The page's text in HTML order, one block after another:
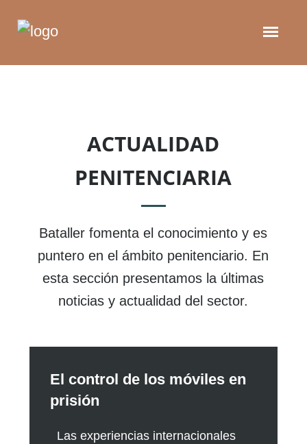
ACTUALIDAD
PENITENCIARIA
Bataller fomenta el conocimiento y es
puntero en el ámbito penitenciario. En
esta sección presentamos la últimas
noticias y actualidad del sector.
El control de los móviles en
prisión
Las experiencias internacionales